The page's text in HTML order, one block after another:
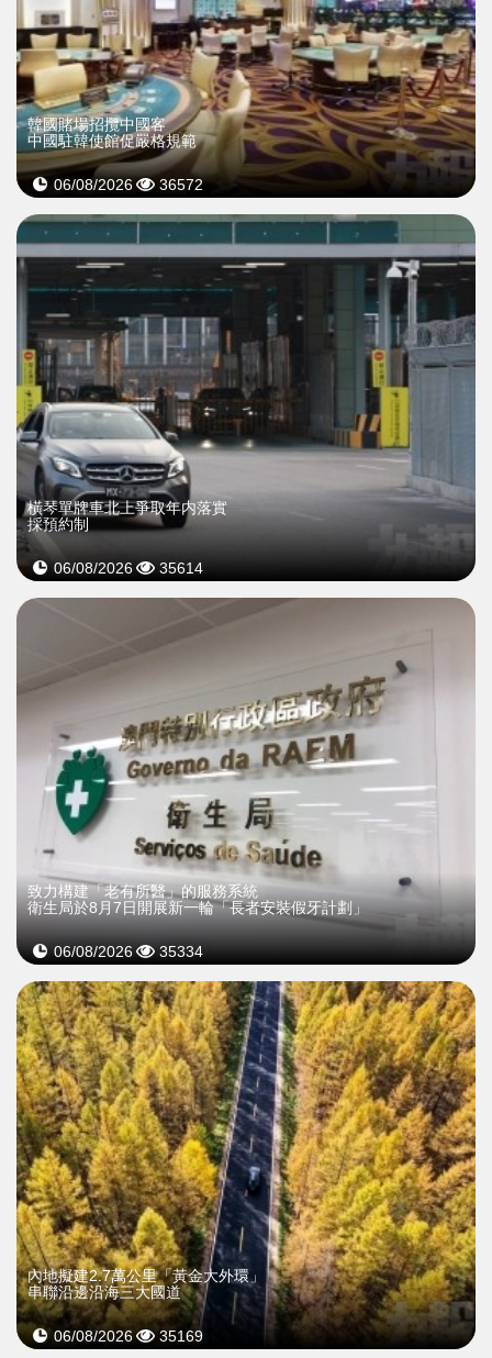
韓國賭場招攬中國客
中國駐韓使館促嚴格規範
06/08/2026 36572
橫琴單牌車北上爭取年内落實
採預約制
06/08/2026 35614
致力構建「老有所醫」的服務系統
衛生局於8月7日開展新一輪「長者安裝假牙計劃」
06/08/2026 35334
內地擬建2.7萬公里「黃金大外環」
串聯沿邊沿海三大國道
06/08/2026 35169